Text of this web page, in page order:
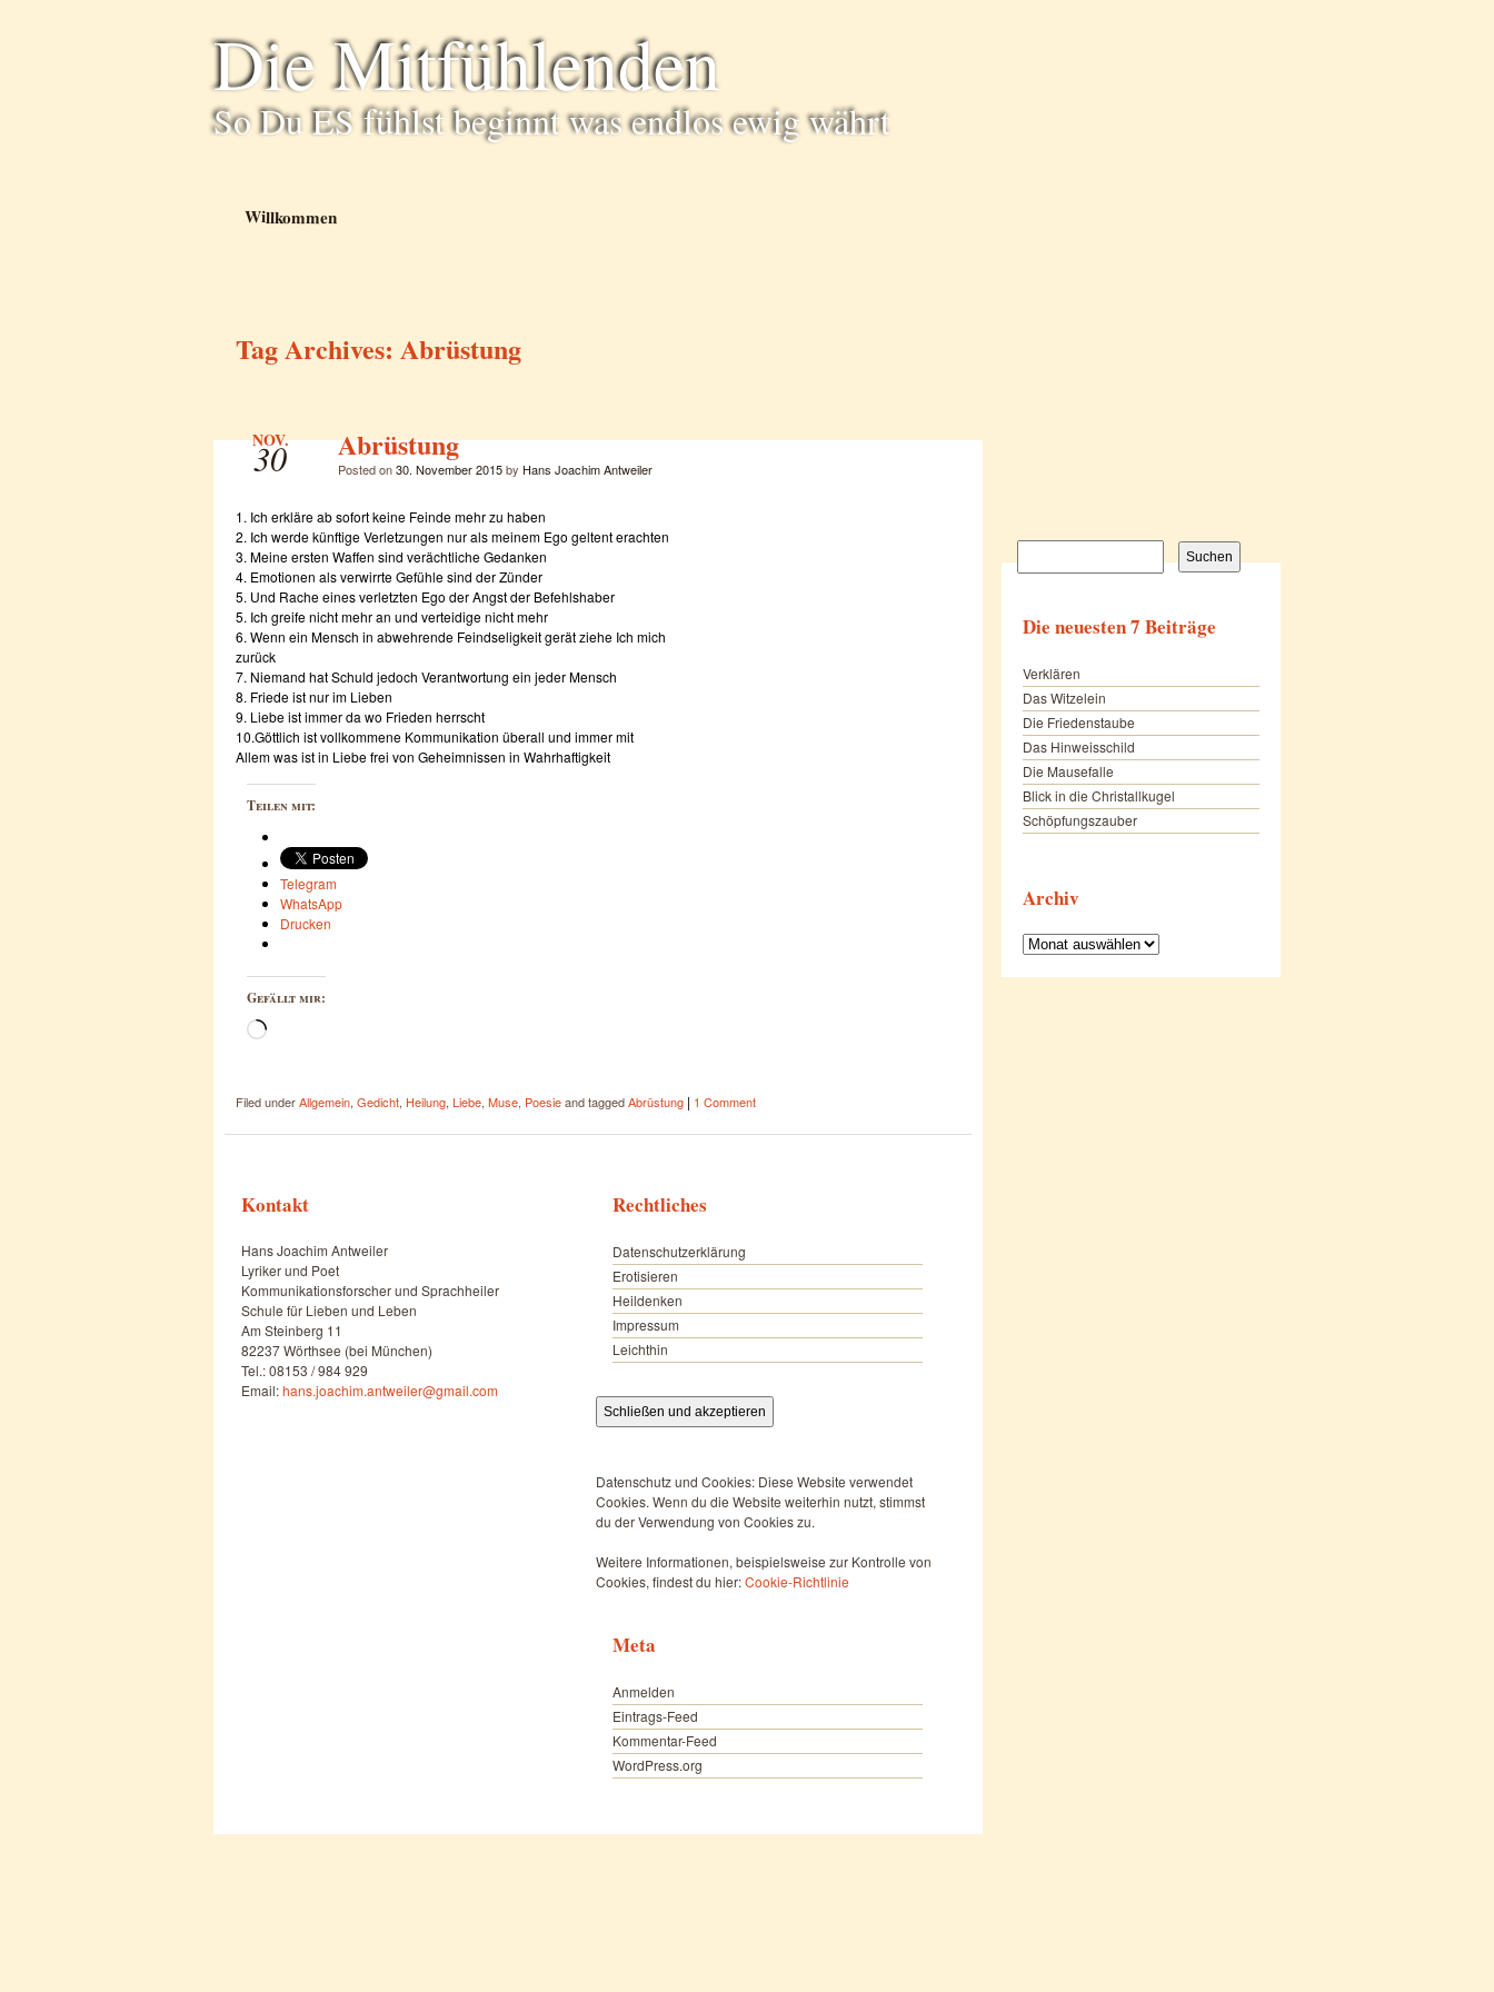
Die Mitfühlenden
So Du ES fühlst beginnt was endlos ewig währt
Willkommen
Tag Archives: Abrüstung
NOV.
30 Abrüstung
Posted on30. November 2015by Hans Joachim Antweiler
1. Ich erkläre ab sofort keine Feinde mehr zu haben
2. Ich werde künftige Verletzungen nur als meinem Ego geltent erachten
3. Meine ersten Waffen sind verächtliche Gedanken
4. Emotionen als verwirrte Gefühle sind der Zünder
5. Und Rache eines verletzten Ego der Angst der Befehlshaber
5. Ich greife nicht mehr an und verteidige nicht mehr
6. Wenn ein Mensch in abwehrende Feindseligkeit gerät ziehe Ich mich
zurück
7. Niemand hat Schuld jedoch Verantwortung ein jeder Mensch
8. Friede ist nur im Lieben
9. Liebe ist immer da wo Frieden herrscht
10.Göttlich ist vollkommene Kommunikation überall und immer mit
Allem was ist in Liebe frei von Geheimnissen in Wahrhaftigkeit
Teilen mit:
Telegram
WhatsApp
Drucken
Gefällt mir:
Wird
Filed underAllgemein, Gedicht, Heilung, Liebe, Muse, Poesieand taggedAbrüstung | 1 Comment
Kontakt
Hans Joachim Antweiler
Lyriker und Poet
Kommunikationsforscher und Sprachheiler
Schule für Lieben und Leben
Am Steinberg 11
82237 Wörthsee (bei München)
Tel.: 08153 / 984 929
Email:hans.joachim.antweiler@gmail.com
Rechtliches
Datenschutzerklärung
Erotisieren
Heildenken
Impressum
Leichthin
Datenschutz und Cookies: Diese Website verwendet
Cookies. Wenn du die Website weiterhin nutzt, stimmst
du der Verwendung von Cookies zu.
Weitere Informationen, beispielsweise zur Kontrolle von
Cookies, findest du hier:Cookie-Richtlinie
Meta
Anmelden
Eintrags-Feed
Kommentar-Feed
WordPress.org
Suchen
Die neuesten 7 Beiträge
Verklären
Das Witzelein
Die Friedenstaube
Das Hinweisschild
Die Mausefalle
Blick in die Christallkugel
Schöpfungszauber
Archiv
Archiv